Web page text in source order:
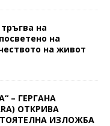
на
на
на живот
– ГЕРГАНА
ОТКРИВА
ИЗЛОЖБА